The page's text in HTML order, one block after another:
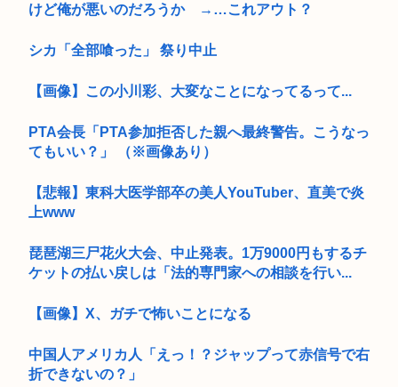
けど俺が悪いのだろうか →…これアウト？
シカ「全部喰った」 祭り中止
【画像】この小川彩、大変なことになってるって...
PTA会長「PTA参加拒否した親へ最終警告。こうなっ
てもいい？」 （※画像あり）
【悲報】東科大医学部卒の美人YouTuber、直美で炎
上www
琵琶湖三尸花火大会、中止発表。1万9000円もするチ
ケットの払い戻しは「法的専門家への相談を行い...
【画像】X、ガチで怖いことになる
中国人アメリカ人「えっ！？ジャップって赤信号で右
折できないの？」